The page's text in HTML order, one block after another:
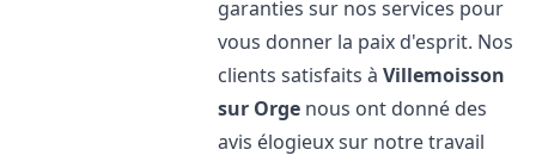
garanties sur nos services pour
vous donner la paix d'esprit. Nos
clients satisfaits àVillemoisson
sur Orge nous ont donné des
avis élogieux sur notre travail